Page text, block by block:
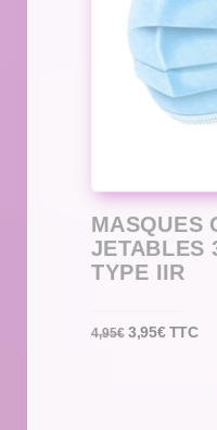
MASQUES
JETABLES
TYPE IIR
4,95€ Le
3,95€Le
TTC